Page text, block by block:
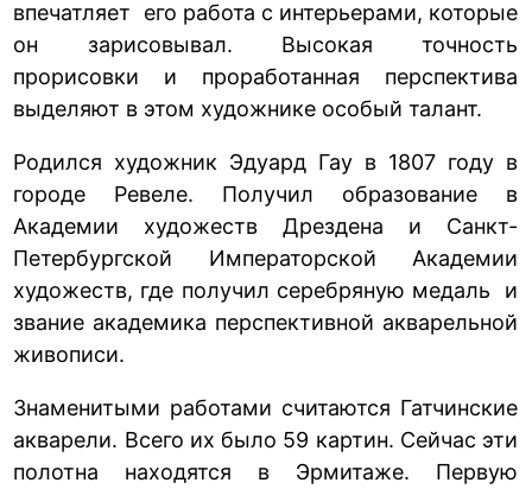
впечатляет его работа с интерьерами, которые
он зарисовывал. Высокая точность
прорисовки и проработанная перспектива
выделяют в этом художнике особый талант.
Родился художник Эдуард Гау в 1807 году в
городе Ревеле. Получил образование в
Академии художеств Дрездена и Санкт-
Петербургской Императорской Академии
художеств, где получил серебряную медаль и
звание академика перспективной акварельной
живописи.
Знаменитыми работами считаются Гатчинские
акварели. Всего их было 59 картин. Сейчас эти
полотна находятся в Эрмитаже. Первую